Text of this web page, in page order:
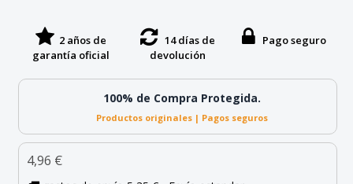
2 años de
garantía oficial
14 días de
devolución
Pago seguro
100% de Compra Protegida.
Productos originales | Pagos seguros
4,96 €